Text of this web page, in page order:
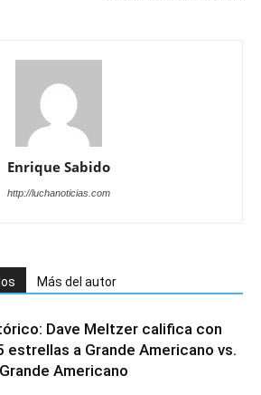
Enrique Sabido
http://luchanoticias.com
Más del autor
Dave Meltzer califica con
estrellas a Grande Americano vs.
Americano